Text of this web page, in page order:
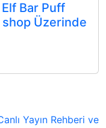
Bar Puff
Üzerinde
Yayın Rehberi ve